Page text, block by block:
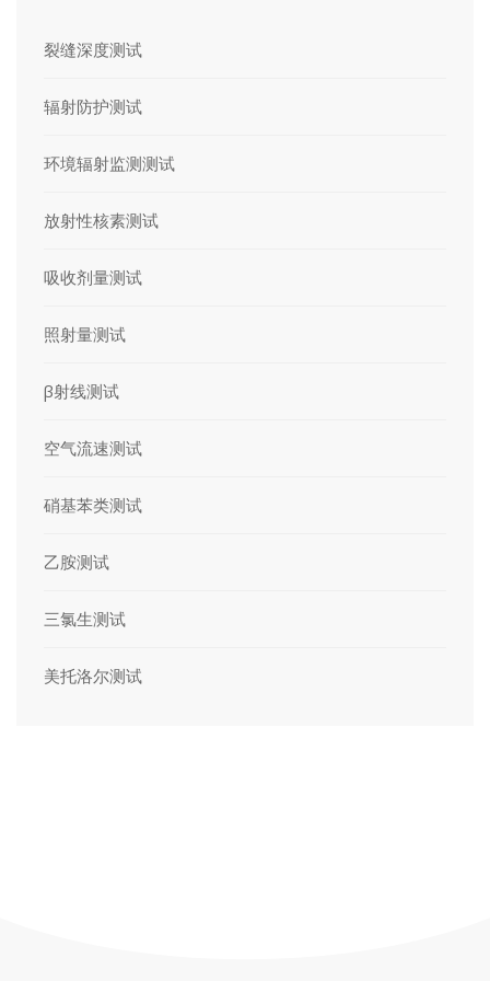
裂缝深度测试
辐射防护测试
环境辐射监测测试
放射性核素测试
吸收剂量测试
照射量测试
β射线测试
空气流速测试
硝基苯类测试
乙胺测试
三氯生测试
美托洛尔测试